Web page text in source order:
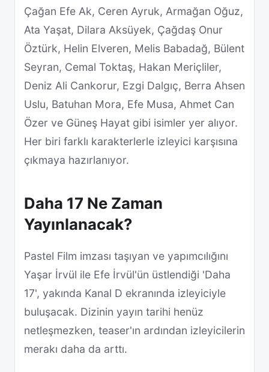
Çağan Efe Ak, Ceren Ayruk, Armağan Oğuz,
Ata Yaşat, Dilara Aksüyek, Çağdaş Onur
Öztürk, Helin Elveren, Melis Babadağ, Bülent
Seyran, Cemal Toktaş, Hakan Meriçliler,
Deniz Ali Cankorur, Ezgi Dalgıç, Berra Ahsen
Uslu, Batuhan Mora, Efe Musa, Ahmet Can
Özer ve Güneş Hayat gibi isimler yer alıyor.
Her biri farklı karakterlerle izleyici karşısına
çıkmaya hazırlanıyor.
Daha 17 Ne Zaman
Yayınlanacak?
Pastel Film imzası taşıyan ve yapımcılığını
Yaşar İrvül ile Efe İrvül'ün üstlendiği 'Daha
17', yakında Kanal D ekranında izleyiciyle
buluşacak. Dizinin yayın tarihi henüz
netleşmezken, teaser'ın ardından izleyicilerin
merakı daha da arttı.